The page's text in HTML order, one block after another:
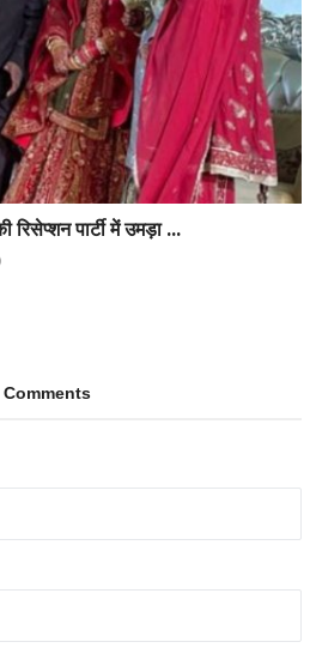
पार्टी में उमड़ा ...